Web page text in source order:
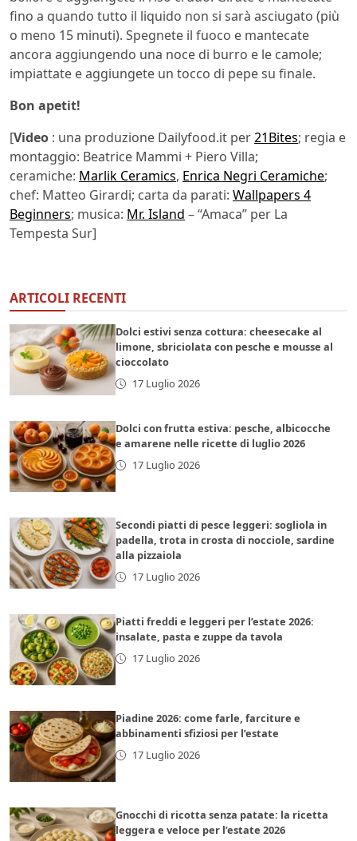
fino a quando tutto il liquido non si sarà asciugato (più
o meno 15 minuti). Spegnete il fuoco e mantecate
ancora aggiungendo una noce di burro e le camole;
impiattate e aggiungete un tocco di pepe su finale.
Bon apetit!
[Video : una produzione Dailyfood.it per21Bites; regia e
montaggio: Beatrice Mammi + Piero Villa;
ceramiche: Marlik Ceramics, Enrica Negri Ceramiche;
chef: Matteo Girardi; carta da parati: Wallpapers 4
Beginners; musica: Mr. Island – “Amaca” per La
Tempesta Sur]
ARTICOLI RECENTI
Dolci estivi senza cottura: cheesecake al
limone, sbriciolata con pesche e mousse al
cioccolato
17 Luglio 2026
Dolci con frutta estiva: pesche, albicocche
e amarene nelle ricette di luglio 2026
17 Luglio 2026
Secondi piatti di pesce leggeri: sogliola in
padella, trota in crosta di nocciole, sardine
alla pizzaiola
17 Luglio 2026
Piatti freddi e leggeri per l’estate 2026:
insalate, pasta e zuppe da tavola
17 Luglio 2026
Piadine 2026: come farle, farciture e
abbinamenti sfiziosi per l’estate
17 Luglio 2026
Gnocchi di ricotta senza patate: la ricetta
leggera e veloce per l’estate 2026